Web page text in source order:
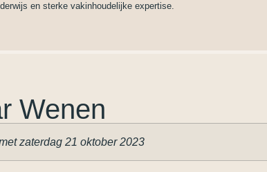
en sterke vakinhoudelijke expertise.
Wenen
zaterdag 21 oktober 2023